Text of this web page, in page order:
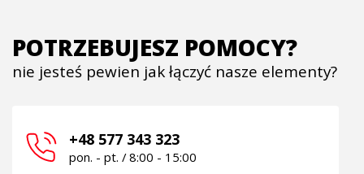
POTRZEBUJESZ POMOCY?
nie jesteś pewien jak łączyć nasze elementy?
+48 577 343 323
pon. - pt. / 8:00 - 15:00